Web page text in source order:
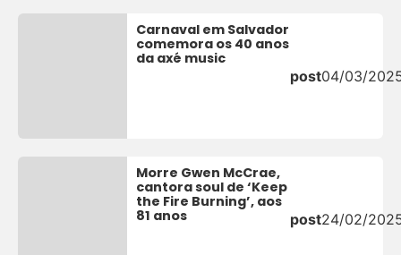
Carnaval em Salvador
comemora os 40 anos
da axé music
post04/03/
Morre Gwen McCrae,
cantora soul de ‘Keep
the Fire Burning’, aos
81 anos
post24/02/